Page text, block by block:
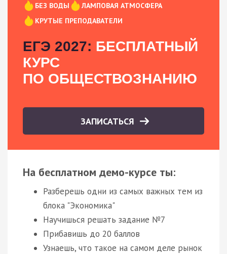
БЕЗ ВОДЫ
ЛАМПОВАЯ АТМОСФЕРА
КРУТЫЕ ПРЕПОДАВАТЕЛИ
ЕГЭ 2027: БЕСПЛАТНЫЙ
КУРС
ПО ОБЩЕСТВОЗНАНИЮ
ЗАПИСАТЬСЯ
На бесплатном демо-курсе ты:
Разберешь одни из самых важных тем из
блока "Экономика"
Научишься решать задание №7
Прибавишь до 20 баллов
Узнаешь, что такое на самом деле рынок